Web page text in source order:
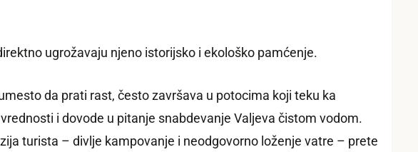
ugrožavaju njeno istorijsko i ekološko pamćenje.
da prati rast, često završava u potocima koji teku ka
i dovode u pitanje snabdevanje Valjeva čistom vodom.
turista – divlje kampovanje i neodgovorno loženje vatre – prete